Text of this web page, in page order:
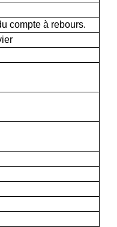
compte à rebours.